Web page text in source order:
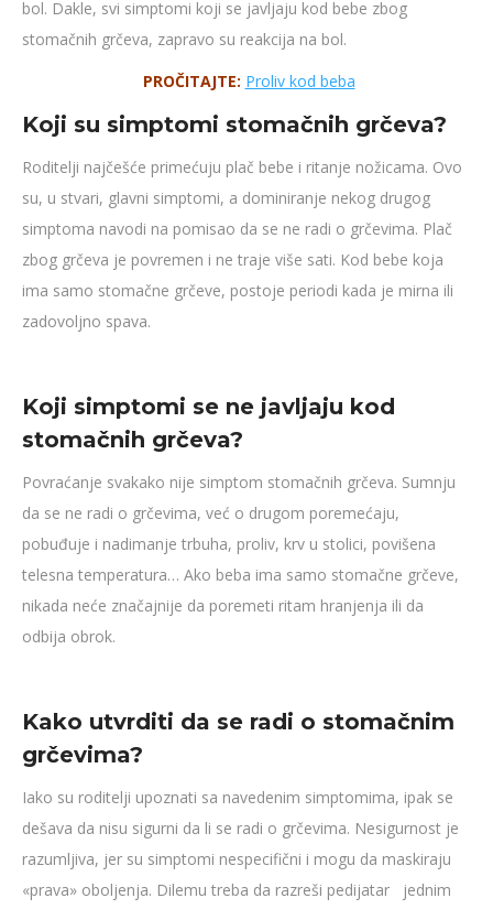
bol. Dakle, svi simptomi koji se javljaju kod bebe zbog
stomačnih grčeva, zapravo su reakcija na bol.
PROČITAJTE: Proliv kod beba
Koji su simptomi stomačnih grčeva?
Roditelji najčešće primećuju plač bebe i ritanje nožicama. Ovo
su, u stvari, glavni simptomi, a dominiranje nekog drugog
simptoma navodi na pomisao da se ne radi o grčevima. Plač
zbog grčeva je povremen i ne traje više sati. Kod bebe koja
ima samo stomačne grčeve, postoje periodi kada je mirna ili
zadovoljno spava.
Koji simptomi se ne javljaju kod
stomačnih grčeva?
Povraćanje svakako nije simptom stomačnih grčeva. Sumnju
da se ne radi o grčevima, već o drugom poremećaju,
pobuđuje i nadimanje trbuha, proliv, krv u stolici, povišena
telesna temperatura… Ako beba ima samo stomačne grčeve,
nikada neće značajnije da poremeti ritam hranjenja ili da
odbija obrok.
Kako utvrditi da se radi o stomačnim
grčevima?
Iako su roditelji upoznati sa navedenim simptomima, ipak se
dešava da nisu sigurni da li se radi o grčevima. Nesigurnost je
razumljiva, jer su simptomi nespecifični i mogu da maskiraju
«prava» oboljenja. Dilemu treba da razreši pedijatar jednim